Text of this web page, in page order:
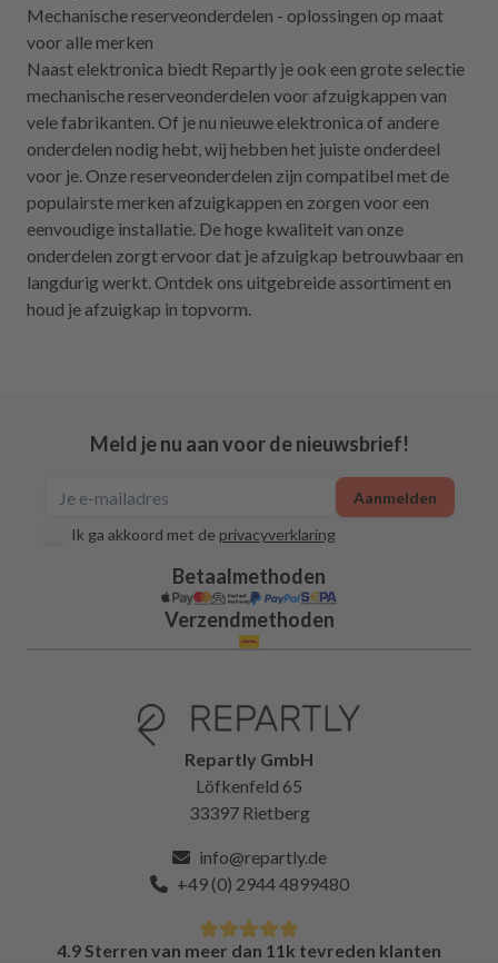
Mechanische reserveonderdelen - oplossingen op maat
voor alle merken
Naast elektronica biedt Repartly je ook een grote selectie
mechanische reserveonderdelen voor afzuigkappen van
vele fabrikanten. Of je nu nieuwe elektronica of andere
onderdelen nodig hebt, wij hebben het juiste onderdeel
voor je. Onze reserveonderdelen zijn compatibel met de
populairste merken afzuigkappen en zorgen voor een
eenvoudige installatie. De hoge kwaliteit van onze
onderdelen zorgt ervoor dat je afzuigkap betrouwbaar en
langdurig werkt. Ontdek ons uitgebreide assortiment en
houd je afzuigkap in topvorm.
Meld je nu aan voor de nieuwsbrief!
Ik ga akkoord met de privacyverklaring
Aanmelden
Betaalmethoden
Verzendmethoden
Repartly GmbH
Löfkenfeld 65
33397 Rietberg
info@repartly.de
+49 (0) 2944 4899480
4.9 Sterren van meer dan 11k tevreden klanten